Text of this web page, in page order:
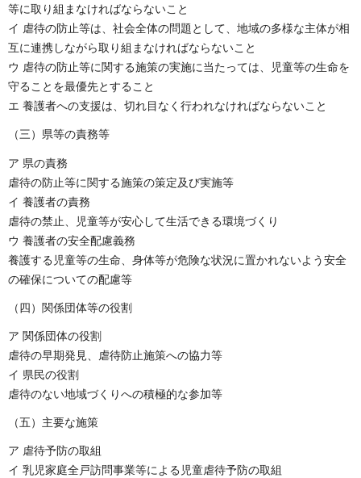
等に取り組まなければならないこと
イ 虐待の防止等は、社会全体の問題として、地域の多様な主体が相
互に連携しながら取り組まなければならないこと
ウ 虐待の防止等に関する施策の実施に当たっては、児童等の生命を
守ることを最優先とすること
エ 養護者への支援は、切れ目なく行われなければならないこと
（三）県等の責務等
ア 県の責務
虐待の防止等に関する施策の策定及び実施等
イ 養護者の責務
虐待の禁止、児童等が安心して生活できる環境づくり
ウ 養護者の安全配慮義務
養護する児童等の生命、身体等が危険な状況に置かれないよう安全
の確保についての配慮等
（四）関係団体等の役割
ア 関係団体の役割
虐待の早期発見、虐待防止施策への協力等
イ 県民の役割
虐待のない地域づくりへの積極的な参加等
（五）主要な施策
ア 虐待予防の取組
イ 乳児家庭全戸訪問事業等による児童虐待予防の取組